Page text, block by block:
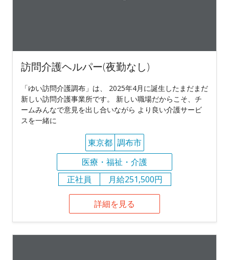
訪問介護ヘルパー(夜勤なし)
「ゆい訪問介護調布」は、 2025年4月に誕生したまだまだ
新しい訪問介護事業所です。 新しい職場だからこそ、チ
ームみんなで意見を出し合いながら より良い介護サービ
スを一緒に
東京都 調布市
医療・福祉・介護
正社員
月給251,500円
詳細を見る